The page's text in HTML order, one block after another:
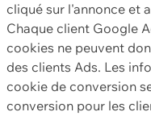
cliqué sur l'annonce et
Chaque client Google
cookies ne peuvent
des clients Ads. Les
cookie de conversion
conversion pour les